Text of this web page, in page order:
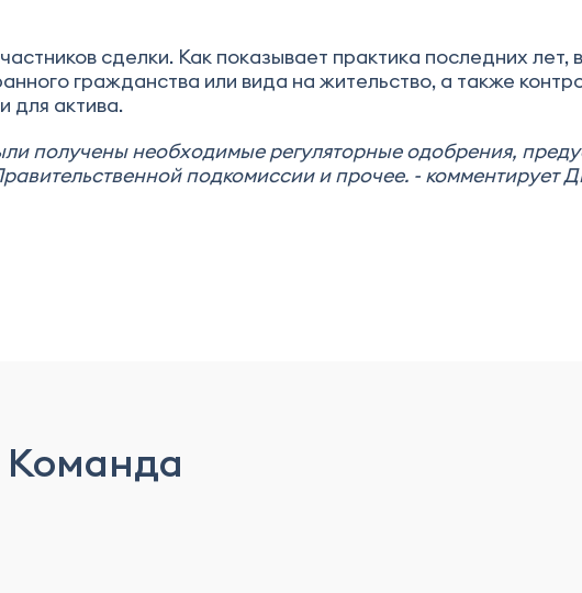
сделки. Как показывает практика последних лет,
гражданства или вида на жительство, а также
для актива.
получены необходимые регуляторные одобрения,
подкомиссии и прочее. - комментирует
Команда